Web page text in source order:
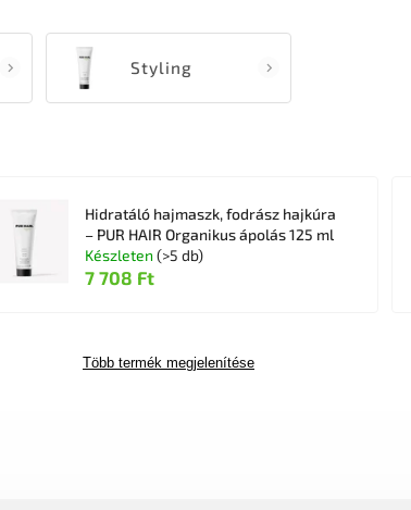
Styling
Hidratáló hajmaszk, fodrász hajkúra
– PUR HAIR Organikus ápolás 125 ml
Készleten(>5 db)
7 708 Ft
Több termék megjelenítése